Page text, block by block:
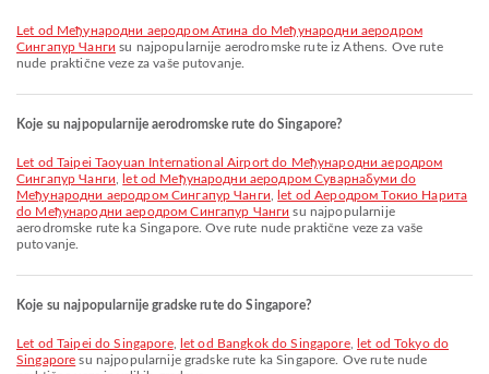
let od Међународни аеродром Атина do Међународни аеродром
Сингапур Чанги su najpopularnije aerodromske rute iz Athens. Ove rute
nude praktične veze za vaše putovanje.
Koje su najpopularnije aerodromske rute do Singapore?
let od Taipei Taoyuan International Airport do Међународни аеродром
Сингапур Чанги
let od Међународни аеродром Суварнабуми do
Међународни аеродром Сингапур Чанги
let od Аеродром Токио Нарита
do Међународни аеродром Сингапур Чанги su najpopularnije
aerodromske rute ka Singapore. Ove rute nude praktične veze za vaše
putovanje.
Koje su najpopularnije gradske rute do Singapore?
let od Taipei do Singapore, let od Bangkok do Singapore,
let od Tokyo do
Singapore su najpopularnije gradske rute ka Singapore. Ove rute nude